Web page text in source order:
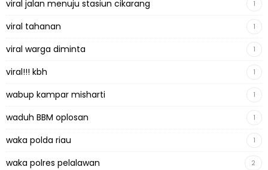
viral jalan menuju stasiun cikarang 1
viral tahanan 1
viral warga diminta 1
viral!!! kbh 1
wabup kampar misharti 1
waduh BBM oplosan 1
waka polda riau 1
waka polres pelalawan 2